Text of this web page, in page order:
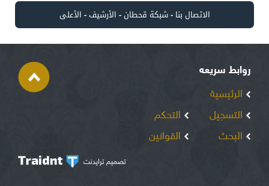
الاتصال بنا -شبكة قحطان- الأرشيف- الأعلى
روابط سريعه
الرئيسية
التسجيل
البحث
التحكم
القوانين